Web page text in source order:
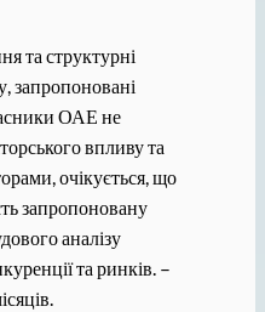
та структурні
запропоновані
ОАЕ не
впливу та
очікується, що
запропоновану
аналізу
та ринків. –